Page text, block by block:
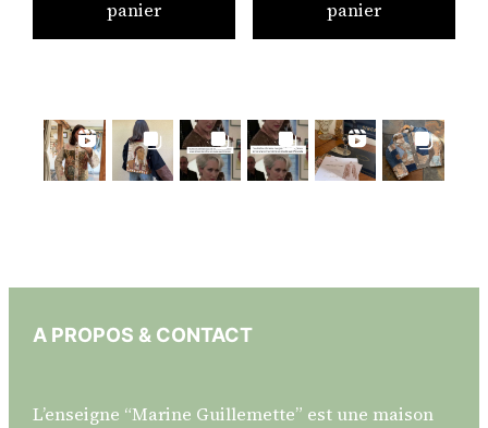
panier
panier
A PROPOS & CONTACT
L’enseigne “Marine Guillemette” est une maison